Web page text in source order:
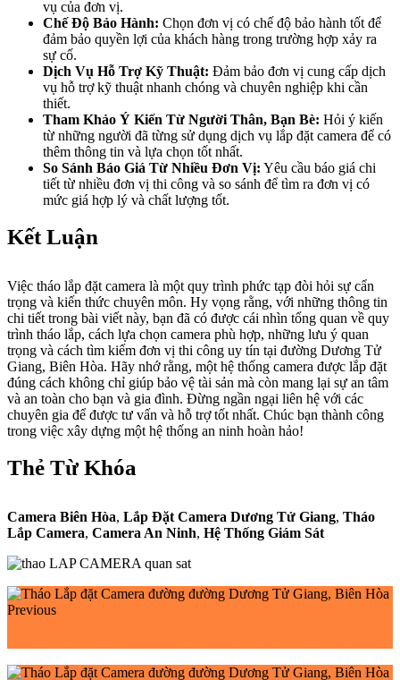
vụ của đơn vị.
Chế Độ Bảo Hành: Chọn đơn vị có chế độ bảo hành tốt để
đảm bảo quyền lợi của khách hàng trong trường hợp xảy ra
sự cố.
Dịch Vụ Hỗ Trợ Kỹ Thuật: Đảm bảo đơn vị cung cấp dịch
vụ hỗ trợ kỹ thuật nhanh chóng và chuyên nghiệp khi cần
thiết.
Tham Khảo Ý Kiến Từ Người Thân, Bạn Bè: Hỏi ý kiến
từ những người đã từng sử dụng dịch vụ lắp đặt camera để có
thêm thông tin và lựa chọn tốt nhất.
So Sánh Báo Giá Từ Nhiều Đơn Vị: Yêu cầu báo giá chi
tiết từ nhiều đơn vị thi công và so sánh để tìm ra đơn vị có
mức giá hợp lý và chất lượng tốt.
Kết Luận
Việc tháo lắp đặt camera là một quy trình phức tạp đòi hỏi sự cẩn
trọng và kiến thức chuyên môn. Hy vọng rằng, với những thông tin
chi tiết trong bài viết này, bạn đã có được cái nhìn tổng quan về quy
trình tháo lắp, cách lựa chọn camera phù hợp, những lưu ý quan
trọng và cách tìm kiếm đơn vị thi công uy tín tại đường Dương Tử
Giang, Biên Hòa. Hãy nhớ rằng, một hệ thống camera được lắp đặt
đúng cách không chỉ giúp bảo vệ tài sản mà còn mang lại sự an tâm
và an toàn cho bạn và gia đình. Đừng ngần ngại liên hệ với các
chuyên gia để được tư vấn và hỗ trợ tốt nhất. Chúc bạn thành công
trong việc xây dựng một hệ thống an ninh hoàn hảo!
Thẻ Từ Khóa
Camera Biên Hòa, Lắp Đặt Camera Dương Tử Giang, Tháo
Lắp Camera, Camera An Ninh, Hệ Thống Giám Sát
Previous